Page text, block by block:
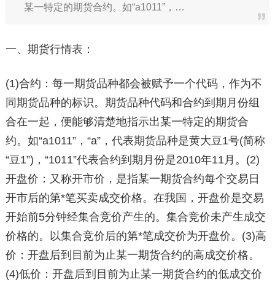
某一特定的期货合约。如“a1011”，…
一、期货行情表：
(1)合约：每一期货品种都会被赋予一个代码，作为不
同期货品种的标识。期货品种代码和合约到期月份组
合在一起，便能够清楚地指示出某一特定的期货合
约。如“a1011”，“a”，代表期货品种是黄大豆1号(简称
“豆1”)，“1011”代表合约到期月份是2010年11月。(2)
开盘价：又称开市价，是指某一期货合约每个交易日
开市后的第*笔买卖成交价格。在我国，开盘价是交易
开始前5分钟经集合竞价产生的。集合竞价未产生成交
价格的。以集合竞价后的第*笔成交价为开盘价。(3)高
价：开盘后到目前为止某一期货合约的高成交价格。
(4)低价：开盘后到目前为止某一期货合约的低成交价